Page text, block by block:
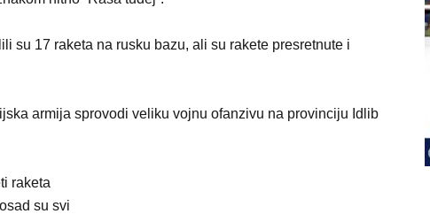
su 17 raketa na rusku bazu, ali su rakete presretnute i
armija sprovodi veliku vojnu ofanzivu na provinciju Idlib
raketa
su svi